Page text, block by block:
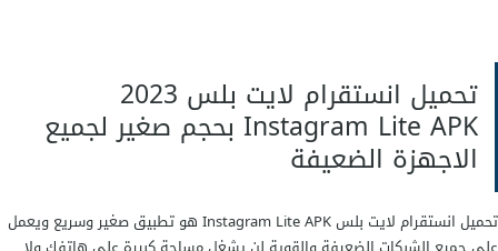
تحميل انستقرام لايت بلس 2023
Instagram Lite APK بحجم صغير لجميع
الاجهزة الضعيفة
تحميل انستقرام لايت بلس Instagram Lite APK هو تطبيق صغير وسريع ويعمل